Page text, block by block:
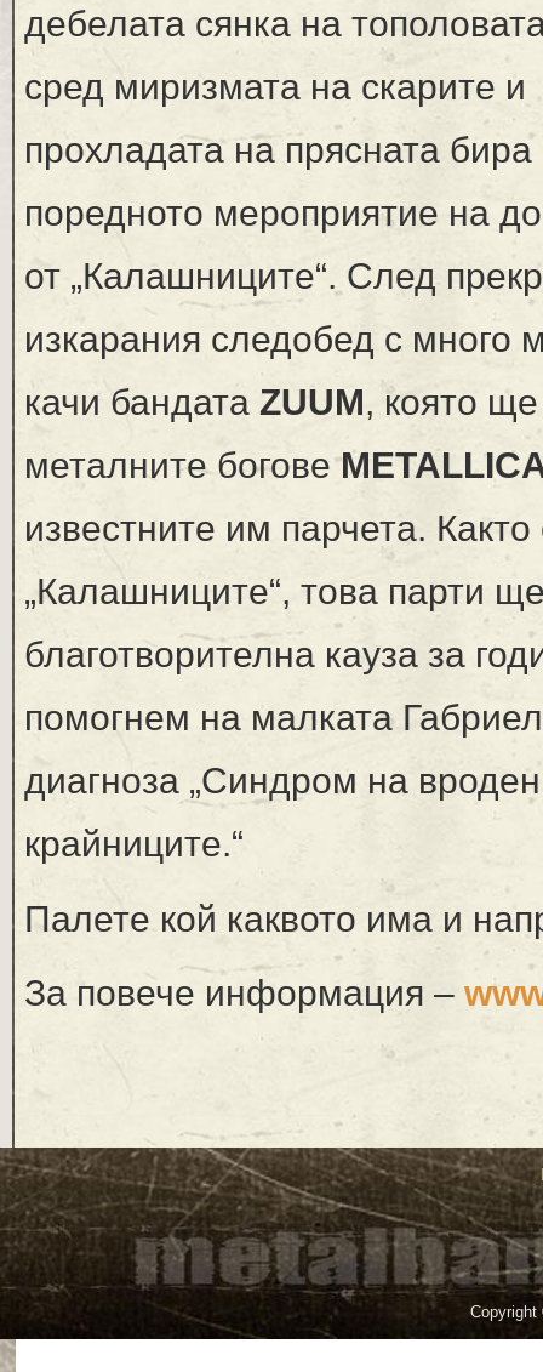
дебелата сянка на
сред миризмата на скарите и
прохладата на прясната бира
поредното мероприятие на
от „Калашниците“. След
изкарания следобед с много
качи бандата ZUUM, която
металните богове
известнитe им парчета.
„Калашниците“, това парти
благотворителна кауза за
помогнем на малката
диагноза „Синдром на
крайниците.“
Палете кой каквото има и
За повече информация –